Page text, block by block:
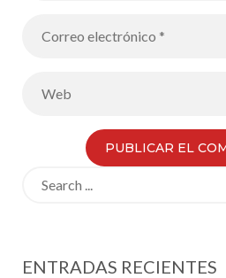
ENTRADAS RECIENTES